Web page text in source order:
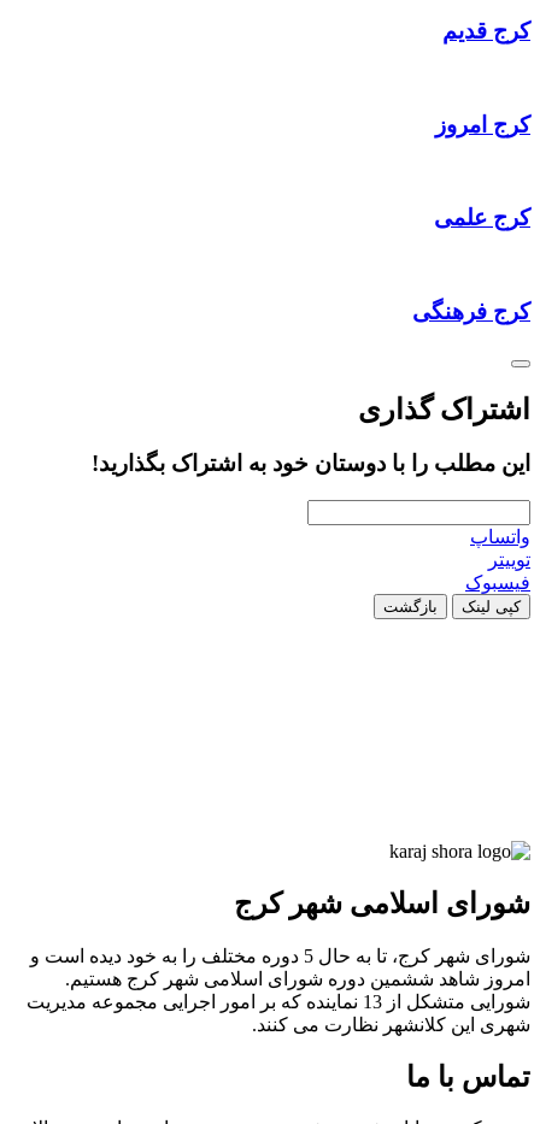
کرج قدیم
کرج امروز
کرج علمی
کرج فرهنگی
اشتراک گذاری
این مطلب را با دوستان خود به اشتراک بگذارید!
واتساپ
توییتر
فیسبوک
کپی لینک بازگشت
شورای اسلامی شهر کرج
شورای شهر کرج، تا به حال 5 دوره مختلف را به خود دیده است و
امروز شاهد ششمین دوره شورای اسلامی شهر کرج هستیم.
شورایی متشکل از 13 نماینده که بر امور اجرایی مجموعه مدیریت
شهری این کلانشهر نظارت می کنند.
تماس با ما